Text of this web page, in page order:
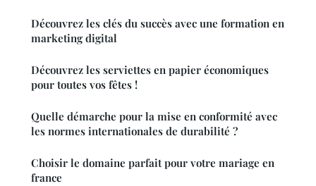
Découvrez les clés du succès avec une formation en
marketing digital
Découvrez les serviettes en papier économiques
pour toutes vos fêtes !
Quelle démarche pour la mise en conformité avec
les normes internationales de durabilité ?
Choisir le domaine parfait pour votre mariage en
france